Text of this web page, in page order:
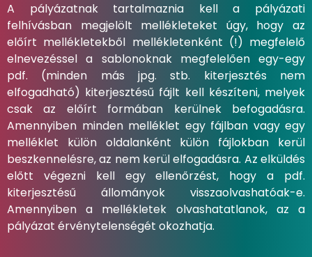
A pályázatnak tartalmaznia kell a pályázati
felhívásban megjelölt mellékleteket úgy, hogy az
előírt mellékletekből mellékletenként (!) megfelelő
elnevezéssel a sablonoknak megfelelően egy-egy
pdf. (minden más jpg. stb. kiterjesztés nem
elfogadható) kiterjesztésű fájlt kell készíteni, melyek
csak az előírt formában kerülnek befogadásra.
Amennyiben minden melléklet egy fájlban vagy egy
melléklet külön oldalanként külön fájlokban kerül
beszkennelésre, az nem kerül elfogadásra. Az elküldés
előtt végezni kell egy ellenőrzést, hogy a pdf.
kiterjesztésű állományok visszaolvashatóak-e.
Amennyiben a mellékletek olvashatatlanok, az a
pályázat érvénytelenségét okozhatja.